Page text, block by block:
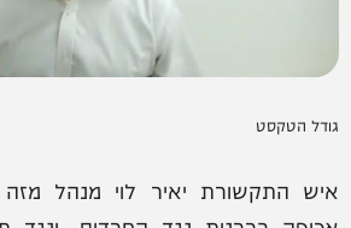
גודל הטקסט
איש התקשורת יאיר לוי מנהל